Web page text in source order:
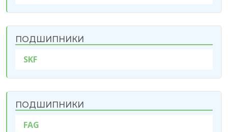
ПОДШИПНИКИ
SKF
ПОДШИПНИКИ
FAG